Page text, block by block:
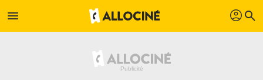
menu profil search